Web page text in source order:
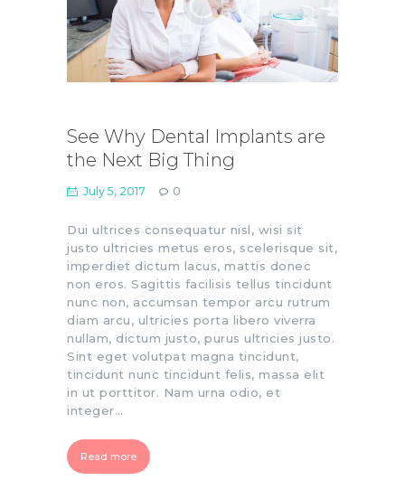
See Why Dental Implants are
the Next Big Thing
July 5, 2017 0
Dui ultrices consequatur nisl, wisi sit
justo ultricies metus eros, scelerisque sit,
imperdiet dictum lacus, mattis donec
non eros. Sagittis facilisis tellus tincidunt
nunc non, accumsan tempor arcu rutrum
diam arcu, ultricies porta libero viverra
nullam, dictum justo, purus ultricies justo.
Sint eget volutpat magna tincidunt,
tincidunt nunc tincidunt felis, massa elit
in ut porttitor. Nam urna odio, et
integer…
Read more